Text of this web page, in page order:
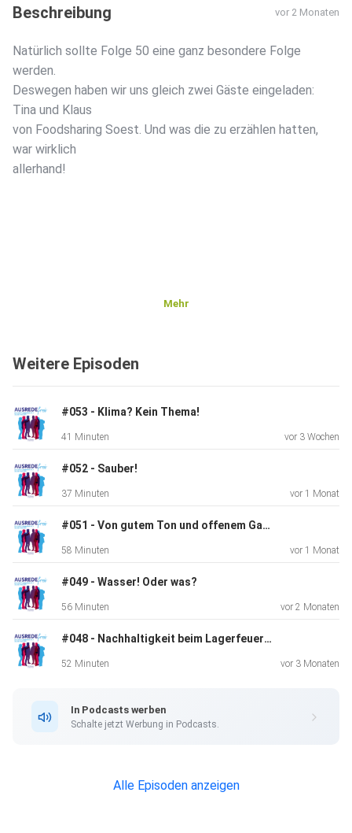
Beschreibung vor 2 Monaten
Natürlich sollte Folge 50 eine ganz besondere Folge
werden.
Deswegen haben wir uns gleich zwei Gäste eingeladen:
Tina und Klaus
von Foodsharing Soest. Und was die zu erzählen hatten,
war wirklich
allerhand!
Mehr
Weitere Episoden
#053 - Klima? Kein Thema!
41 Minuten vor 3 Wochen
#052 - Sauber!
37 Minuten vor 1 Monat
#051 - Von gutem Ton und offenem Garten
58 Minuten vor 1 Monat
#049 - Wasser! Oder was?
56 Minuten vor 2 Monaten
#048 - Nachhaltigkeit beim Lagerfeuer #4 @ Altes Lager Soest
52 Minuten vor 3 Monaten
In Podcasts werben
Schalte jetzt Werbung in Podcasts.
Alle Episoden anzeigen